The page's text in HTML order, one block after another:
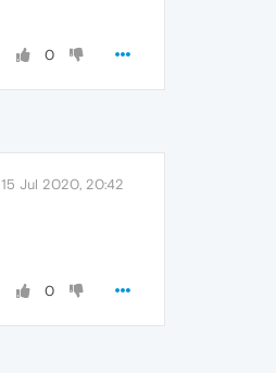
0
15 Jul 2020, 20:42
0